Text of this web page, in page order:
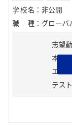
学校名 ： 非公開
職種 ： グローバ
志望
本選
エン
テスト